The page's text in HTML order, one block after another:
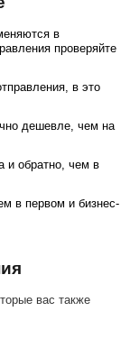
в
проверяйте
в это
дешевле, чем на
и обратно, чем в
в первом и бизнес-
вас также